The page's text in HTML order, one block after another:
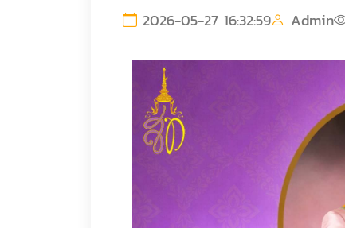
2026-05-27 16:32:59 Admin